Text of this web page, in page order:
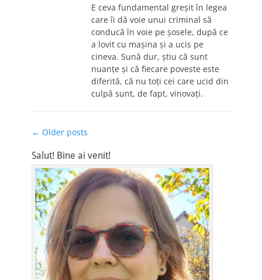
E ceva fundamental greșit în legea
care îi dă voie unui criminal să
conducă în voie pe șosele, după ce
a lovit cu mașina și a ucis pe
cineva. Sună dur, știu că sunt
nuanțe și că fiecare poveste este
diferită, că nu toți cei care ucid din
culpă sunt, de fapt, vinovați.
Post
← Older posts
Salut! Bine ai venit!